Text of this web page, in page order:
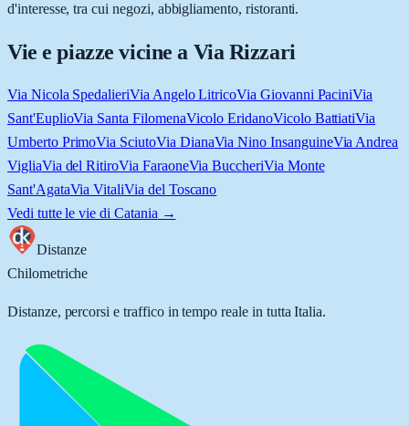
d'interesse, tra cui negozi, abbigliamento, ristoranti.
Vie e piazze vicine a Via Rizzari
Via Nicola SpedalieriVia Angelo LitricoVia Giovanni PaciniVia
Sant'EuplioVia Santa FilomenaVicolo EridanoVicolo BattiatiVia
Umberto PrimoVia SciutoVia DianaVia Nino InsanguineVia Andrea
VigliaVia del RitiroVia FaraoneVia BuccheriVia Monte
Sant'AgataVia VitaliVia del Toscano
Vedi tutte le vie di Catania →
Distanze
Chilometriche
Distanze, percorsi e traffico in tempo reale in tutta Italia.